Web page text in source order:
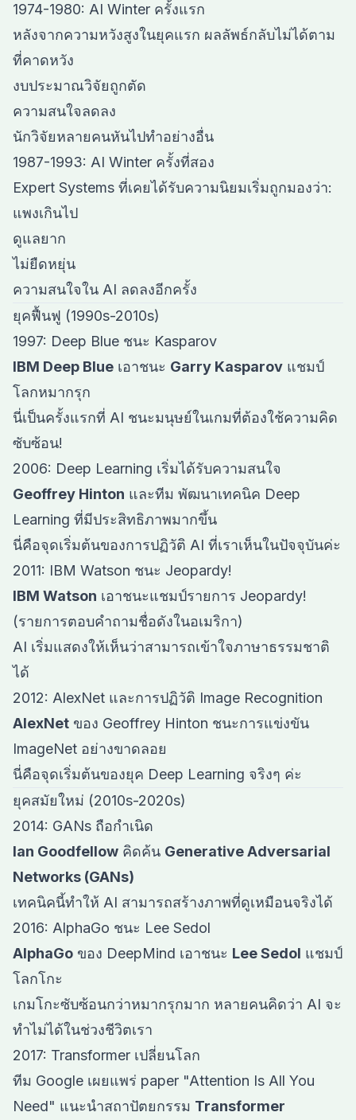
1974-1980: AI Winter ครั้งแรก
หลังจากความหวังสูงในยุคแรก ผลลัพธ์กลับไม่ได้ตาม
ที่คาดหวัง
งบประมาณวิจัยถูกตัด
ความสนใจลดลง
นักวิจัยหลายคนหันไปทำอย่างอื่น
1987-1993: AI Winter ครั้งที่สอง
Expert Systems ที่เคยได้รับความนิยมเริ่มถูกมองว่า:
แพงเกินไป
ดูแลยาก
ไม่ยืดหยุ่น
ความสนใจใน AI ลดลงอีกครั้ง
ยุคฟื้นฟู (1990s-2010s)
1997: Deep Blue ชนะ Kasparov
IBM Deep Blue เอาชนะ Garry Kasparov แชมป์
โลกหมากรุก
นี่เป็นครั้งแรกที่ AI ชนะมนุษย์ในเกมที่ต้องใช้ความคิด
ซับซ้อน!
2006: Deep Learning เริ่มได้รับความสนใจ
Geoffrey Hinton และทีม พัฒนาเทคนิค Deep
Learning ที่มีประสิทธิภาพมากขึ้น
นี่คือจุดเริ่มต้นของการปฏิวัติ AI ที่เราเห็นในปัจจุบันค่ะ
2011: IBM Watson ชนะ Jeopardy!
IBM Watson เอาชนะแชมป์รายการ Jeopardy!
(รายการตอบคำถามชื่อดังในอเมริกา)
AI เริ่มแสดงให้เห็นว่าสามารถเข้าใจภาษาธรรมชาติ
ได้
2012: AlexNet และการปฏิวัติ Image Recognition
AlexNet ของ Geoffrey Hinton ชนะการแข่งขัน
ImageNet อย่างขาดลอย
นี่คือจุดเริ่มต้นของยุค Deep Learning จริงๆ ค่ะ
ยุคสมัยใหม่ (2010s-2020s)
2014: GANs ถือกำเนิด
Ian Goodfellow คิดค้น Generative Adversarial
Networks (GANs)
เทคนิคนี้ทำให้ AI สามารถสร้างภาพที่ดูเหมือนจริงได้
2016: AlphaGo ชนะ Lee Sedol
AlphaGo ของ DeepMind เอาชนะ Lee Sedol แชมป์
โลกโกะ
เกมโกะซับซ้อนกว่าหมากรุกมาก หลายคนคิดว่า AI จะ
ทำไม่ได้ในช่วงชีวิตเรา
2017: Transformer เปลี่ยนโลก
ทีม Google เผยแพร่ paper "Attention Is All You
Need" แนะนำสถาปัตยกรรม Transformer